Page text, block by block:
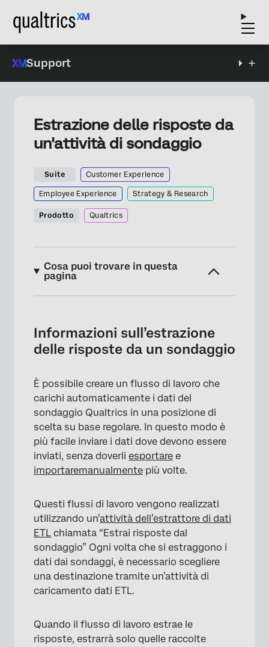
Support
Estrazione delle risposte da
un'attività di sondaggio
Suite Customer Experience
Employee Experience Strategy & Research
Prodotto Qualtrics
Cosa puoi trovare in questa
pagina
Estrazione delle risposte da un sondaggio
del sondaggio
Tipi di progetti da cui si può attingere
Informazioni sull’estrazione
delle risposte da un sondaggio
È possibile creare un flusso di lavoro che
carichi automaticamente i dati del
sondaggio Qualtrics in una posizione di
scelta su base regolare. In questo modo è
più facile inviare i dati dove devono essere
inviati, senza doverli esportare e
importaremanualmente più volte.
Questi flussi di lavoro vengono realizzati
utilizzando un’attività dell’estrattore di dati
ETL chiamata “Estrai risposte dal
sondaggio” Ogni volta che si estraggono i
dati dai sondaggi, è necessario scegliere
una destinazione tramite un’attività di
caricamento dati ETL.
Quando il flusso di lavoro estrae le
risposte, estrarrà solo quelle raccolte